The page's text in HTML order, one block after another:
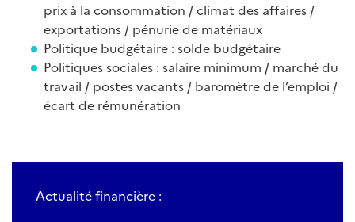
prix à la consommation / climat des affaires /
exportations / pénurie de matériaux
Politique budgétaire : solde budgétaire
Politiques sociales : salaire minimum / marché du
travail / postes vacants / baromètre de l’emploi /
écart de rémunération
Actualité financière :